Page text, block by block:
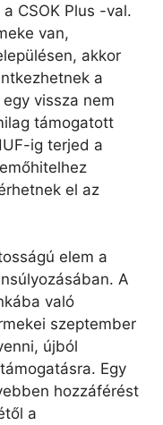
CSOK Plus -val.
van,
akkor
a
vissza nem
támogatott
ig terjed a
el az
elem a
A
való
szeptember
újból
Egy
hozzáférést
a